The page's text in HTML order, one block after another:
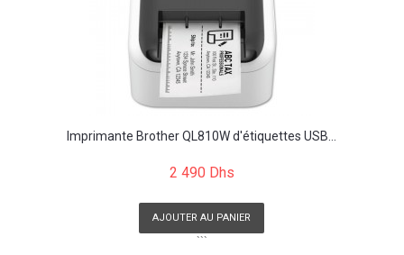
Imprimante Brother QL810W d'étiquettes USB...
2 490 Dhs
AJOUTER AU PANIER
```